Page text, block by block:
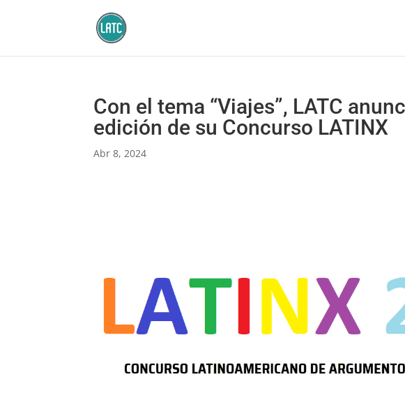
Con el tema “Viajes”, LATC
edición de su Concurso LATINX
Abr 8, 2024